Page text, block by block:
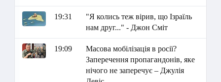
19:31
"Я колись теж вірив, що Ізраїль
нам друг..." - Джон Сміт
19:09
Масова мобілізація в росії?
Заперечення пропагандонів, яке
нічого не заперечує – Джулія